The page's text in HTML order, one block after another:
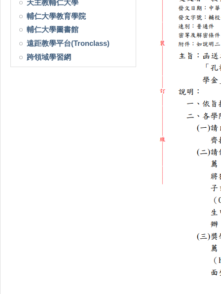
天主教輔仁大學
輔仁大學教育學院
輔仁大學圖書館
遠距教學平台(Tronclass)
跨領域學習網